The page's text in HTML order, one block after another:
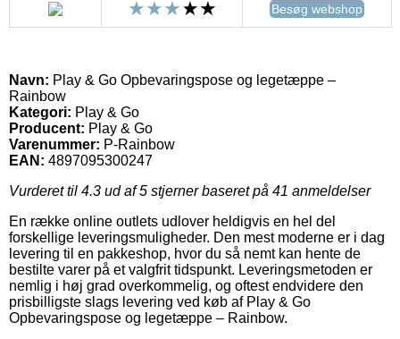
Besøg webshop
Navn: Play & Go Opbevaringspose og legetæppe –
Rainbow
Kategori: Play & Go
Producent: Play & Go
Varenummer: P-Rainbow
EAN: 4897095300247
Vurderet til 4.3 ud af 5 stjerner baseret på 41 anmeldelser
En række online outlets udlover heldigvis en hel del
forskellige leveringsmuligheder. Den mest moderne er i dag
levering til en pakkeshop, hvor du så nemt kan hente de
bestilte varer på et valgfrit tidspunkt. Leveringsmetoden er
nemlig i høj grad overkommelig, og oftest endvidere den
prisbilligste slags levering ved køb af Play & Go
Opbevaringspose og legetæppe – Rainbow.